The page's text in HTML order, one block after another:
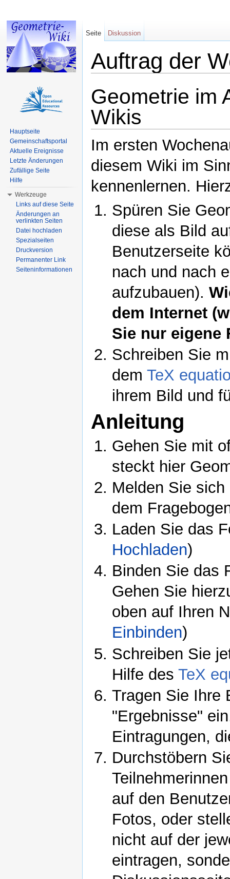
Auftrag der
Geometrie im
Wikis
Im ersten
diesem Wiki im
kennenlernen.
Spüren Sie
diese als Bild
Benutzerseite
nach und nach
aufzubauen).
dem Internet
Sie nur eigene
Schreiben Sie
dem TeX
ihrem Bild und
Anleitung
Gehen Sie mit
steckt hier
Melden Sie
dem
Laden Sie das
Hochladen)
Binden Sie das
Gehen Sie
oben auf Ihren
Einbinden)
Schreiben Sie
Hilfe des TeX
Tragen Sie Ihre
"Ergebnisse"
Eintragungen,
Durchstöbern
auf den
Fotos, oder
nicht auf der
eintragen,
Seite Diskussion
Hauptseite
Gemeinschaftsportal
Aktuelle Ereignisse
Letzte Änderungen
Zufällige Seite
Hilfe
Werkzeuge
Links auf diese Seite
Änderungen an
verlinkten Seiten
Datei hochladen
Spezialseiten
Druckversion
Permanenter Link
Seiteninformationen